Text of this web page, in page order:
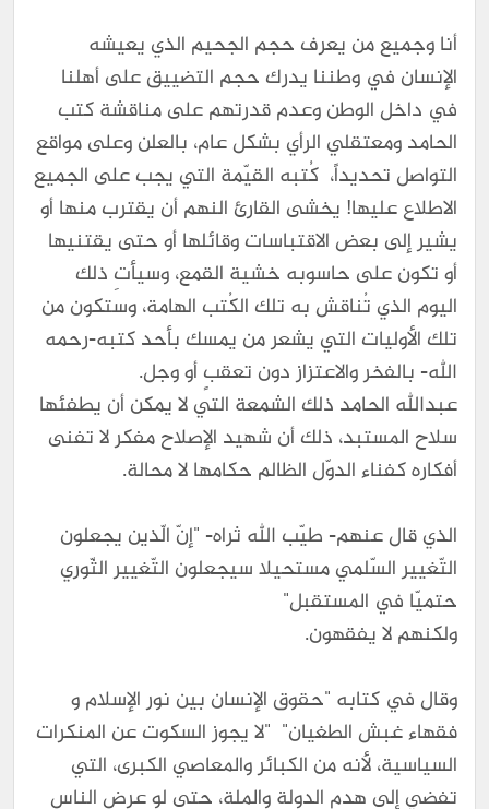
أنا وجميع من يعرف حجم الجحيم الذي يعيشه
الإنسان في وطننا يدرك حجم التضييق على أهلنا
في داخل الوطن وعدم قدرتهم على مناقشة كتب
الحامد ومعتقلي الرأي بشكل عام، بالعلن وعلى مواقع
التواصل تحديداً، كُتبه القيّمة التي يجب على الجميع
الاطلاع عليها! يخشى القارئ النهم أن يقترب منها أو
يشير إلى بعض الاقتباسات وقائلها أو حتى يقتنيها
أو تكون على حاسوبه خشية القمع، وسيأتِ ذلك
اليوم الذي تُناقش به تلك الكُتب الهامة، وستكون من
تلك الأوليات التي يشعر من يمسك بأحد كتبه-رحمه
الله- بالفخر والاعتزاز دون تعقبٍ أو وجل.
عبدالله الحامد ذلك الشمعة التي لا يمكن أن يطفئها
سلاح المستبد، ذلك أن شهيد الإصلاح مفكر لا تفنى
أفكاره كفناء الدوّل الظالم حكامها لا محالة.
الذي قال عنهم- طيّب الله ثراه- "إنّ الّذين يجعلون
التّغيير السّلمي مستحيلا سيجعلون التّغيير الثّوري
حتميّا في المستقبل"
ولكنهم لا يفقهون.
وقال في كتابه "حقوق الإنسان بين نور الإسلام و
فقهاء غبش الطغيان" "لا يجوز السكوت عن المنكرات
السياسية، لأنه من الكبائر والمعاصي الكبرى، التي
تفضي إلى هدم الدولة والملة، حتى لو عرض الناس